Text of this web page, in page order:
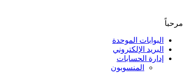
مرحباً
البوابات الموحدة
البريد الإلكتروني
إدارة الحسابات
المنسوبون